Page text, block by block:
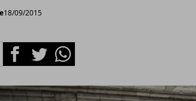
18/09/2015
FacebookTwitterWhatsapp